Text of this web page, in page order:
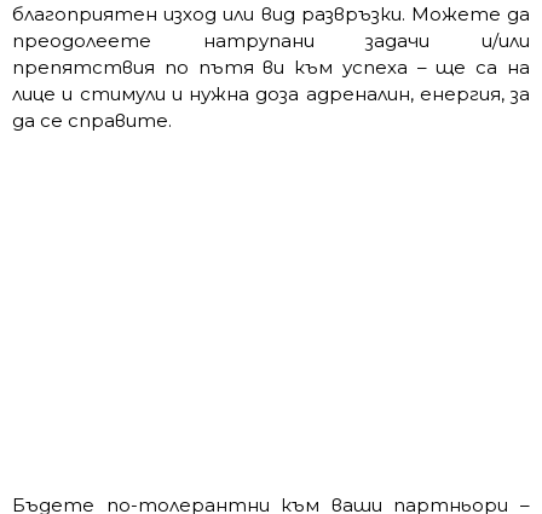
благоприятен изход или вид развръзки. Можете да
преодолеете натрупани задачи и/или
препятствия по пътя ви към успеха – ще са на
лице и стимули и нужна доза адреналин, енергия, за
да се справите.
Бъдете по-толерантни към ваши партньори –